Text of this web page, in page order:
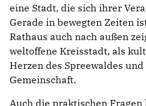
eine Stadt, die sich ihrer
Gerade in bewegten Zeiten
Rathaus auch nach außen
weltoffene Kreisstadt, als
Herzen des Spreewaldes
Gemeinschaft.
Auch die praktischen